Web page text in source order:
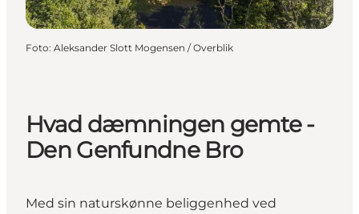
Foto: Aleksander Slott Mogensen / Overblik
Hvad dæmningen gemte -
Den Genfundne Bro
Med sin naturskønne beliggenhed ved